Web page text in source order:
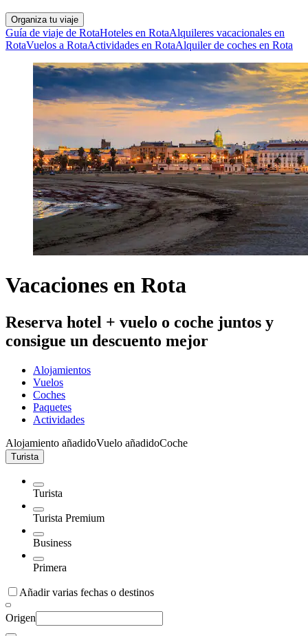
Organiza tu viaje
Guía de viaje de RotaHoteles en RotaAlquileres vacacionales en
RotaVuelos a RotaActividades en RotaAlquiler de coches en Rota
Vacaciones en Rota
Reserva hotel + vuelo o coche juntos y
consigue un descuento mejor
Alojamientos
Vuelos
Coches
Paquetes
Actividades
Alojamiento añadidoVuelo añadidoCoche
Turista
Turista
Turista Premium
Business
Primera
Añadir varias fechas o destinos
Origen